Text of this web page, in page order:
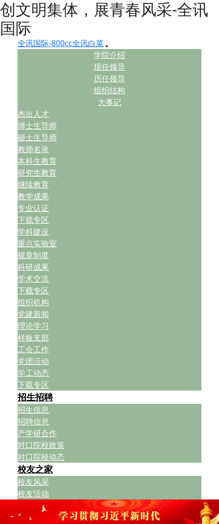
创文明集体，展青春风采-全讯
国际
全讯国际-800cc全讯白菜
学院介绍
现任领导
历任领导
组织结构
大事记
杰出人才
博士生导师
硕士生导师
教师名录
本科生教育
研究生教育
继续教育
教学成果
专业认证
下载专区
学科建设
重点实验室
规章制度
科研成果
学术交流
下载专区
组织机构
党建新闻
理论学习
样板支部
工会工作
党团活动
学工动态
下载专区
招生招聘
招生信息
招聘信息
产学研合作
对口院校政策
对口院校动态
校友之家
校友风采
校友活动